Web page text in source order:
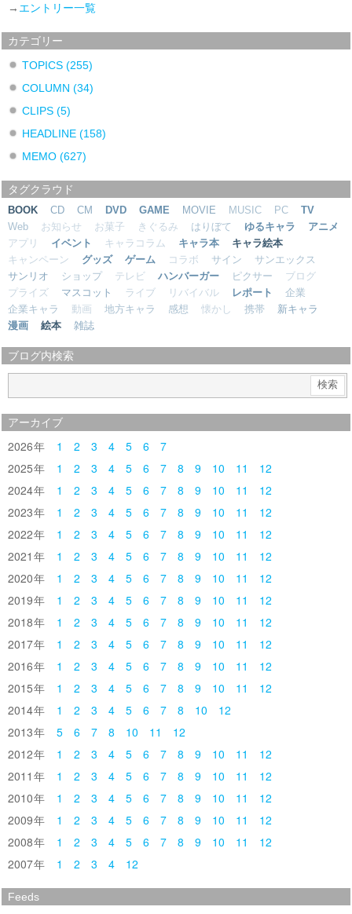
→ エントリー一覧
カテゴリー
TOPICS (255)
COLUMN (34)
CLIPS (5)
HEADLINE (158)
MEMO (627)
タグクラウド
BOOK CD CM DVD GAME MOVIE MUSIC PC
TV
Web
お知らせ お菓子 きぐるみ はりぼて ゆるキャラ
アニメ
アプリ
イベント キャラコラム キャラ本
キャラ絵本
キャンペーン
グッズ ゲーム コラボ サイン
サンエックス
サンリオ
ショップ テレビ ハンバーガー ピクサー
ブログ
プライズ
マスコット ライブ リバイバル レポート
企業
企業キャラ
動画 地方キャラ 感想 懐かし 携帯
新キャラ
漫画
絵本 雑誌
ブログ内検索
アーカイブ
2026 1 2 3 4 5 6
7
2025
1 2 3 4 5 6 7 8 9 10 11
12
2024
1 2 3 4 5 6 7 8 9 10 11
12
2023
1 2 3 4 5 6 7 8 9 10 11
12
2022
1 2 3 4 5 6 7 8 9 10 11
12
2021
1 2 3 4 5 6 7 8 9 10 11
12
2020
1 2 3 4 5 6 7 8 9 10 11
12
2019
1 2 3 4 5 6 7 8 9 10 11
12
2018
1 2 3 4 5 6 7 8 9 10 11
12
2017
1 2 3 4 5 6 7 8 9 10 11
12
2016
1 2 3 4 5 6 7 8 9 10 11
12
2015
1 2 3 4 5 6 7 8 9 10 11
12
2014
1 2 3 4 5 6 7 8 10
12
2013
5 6 7 8 10 11
12
2012
1 2 3 4 5 6 7 8 9 10 11
12
2011
1 2 3 4 5 6 7 8 9 10 11
12
2010
1 2 3 4 5 6 7 8 9 10 11
12
2009
1 2 3 4 5 6 7 8 9 10 11
12
2008
1 2 3 4 5 6 7 8 9 10 11
12
2007
1 2 3 4 12
Feeds